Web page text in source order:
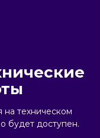
на техническом
будет доступен.